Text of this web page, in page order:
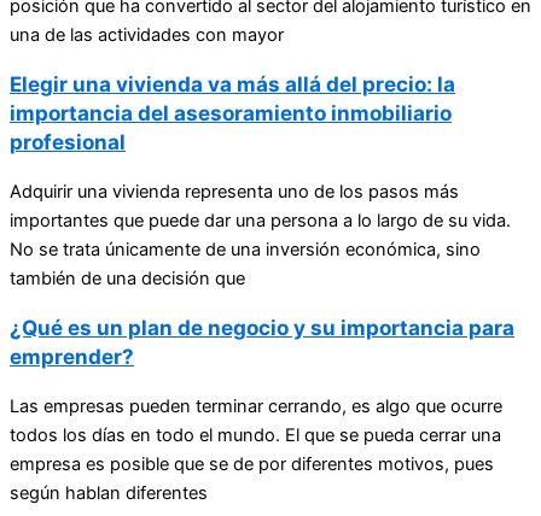
posición que ha convertido al sector del alojamiento turístico en
una de las actividades con mayor
Elegir una vivienda va más allá del precio: la
importancia del asesoramiento inmobiliario
profesional
Adquirir una vivienda representa uno de los pasos más
importantes que puede dar una persona a lo largo de su vida.
No se trata únicamente de una inversión económica, sino
también de una decisión que
¿Qué es un plan de negocio y su importancia para
emprender?
Las empresas pueden terminar cerrando, es algo que ocurre
todos los días en todo el mundo. El que se pueda cerrar una
empresa es posible que se de por diferentes motivos, pues
según hablan diferentes